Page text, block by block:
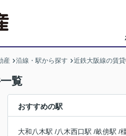
産 沿線・駅から探す 近鉄大阪線の賃
覧
おすすめの駅
大和八木駅 /八木西口駅 /畝傍駅 /